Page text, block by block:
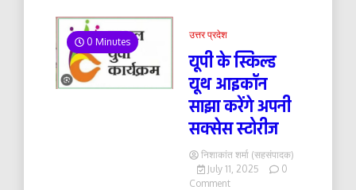
0 Minutes
उत्तर प्रदेश
यूपी के स्किल्ड
यूथ आइकॉन
साझा करेंगे अपनी
सक्सेस स्टोरीज
निशाकांत शर्मा (सहसंपादक)
July 11, 2025
0
Commenton